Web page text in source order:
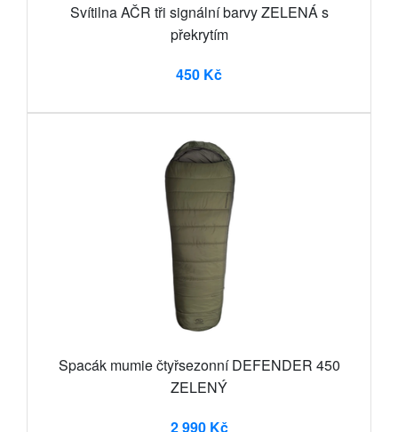
Svítilna AČR tři signální barvy ZELENÁ s
překrytím
450 Kč
Spacák mumie čtyřsezonní DEFENDER 450
ZELENÝ
2 990 Kč